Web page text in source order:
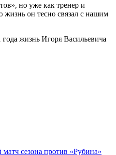
но уже как тренер и
он тесно связал с нашим
жизнь Игоря Васильевича
сезона против «Рубина»